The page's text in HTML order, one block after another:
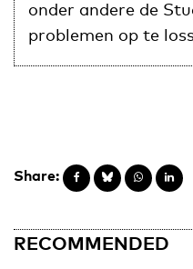
onder andere de
problemen op te
Share:
RECOMMENDED